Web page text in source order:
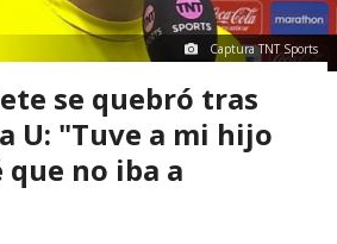
Captura TNT Sports
se quebró tras
U: "Tuve a mi hijo
que no iba a